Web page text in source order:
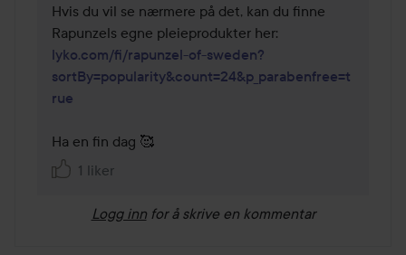
Hvis du vil se nærmere på det, kan du finne
lyko.com/fi/rapunzel-of-sweden?
sortBy=popularity&count=24&p_parabenfree=t
rue
Ha en fin dag 🥰
1 liker
Logg inn for å skrive en kommentar